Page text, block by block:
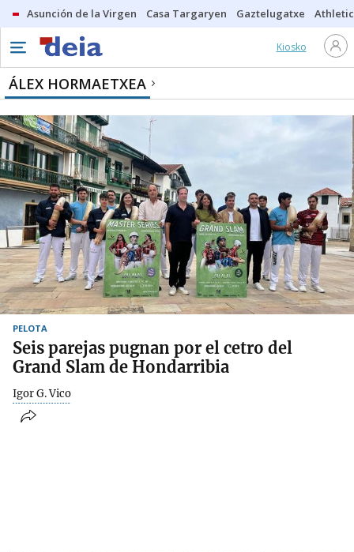
Asunción de la Virgen Casa Targaryen Gaztelugatxe Athletic
Kiosko
ÁLEX HORMAETXEA
PELOTA
Seis parejas pugnan por el cetro del
Grand Slam de Hondarribia
Igor G. Vico